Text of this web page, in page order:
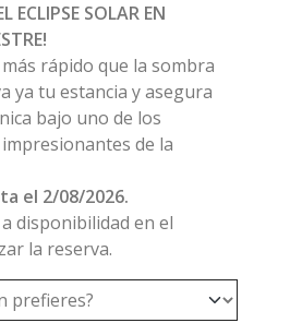
ECLIPSE SOLAR EN
rápido que la sombra
ya tu estancia y asegura
bajo uno de los
de la
el 2/08/2026.
disponibilidad en el
la reserva.